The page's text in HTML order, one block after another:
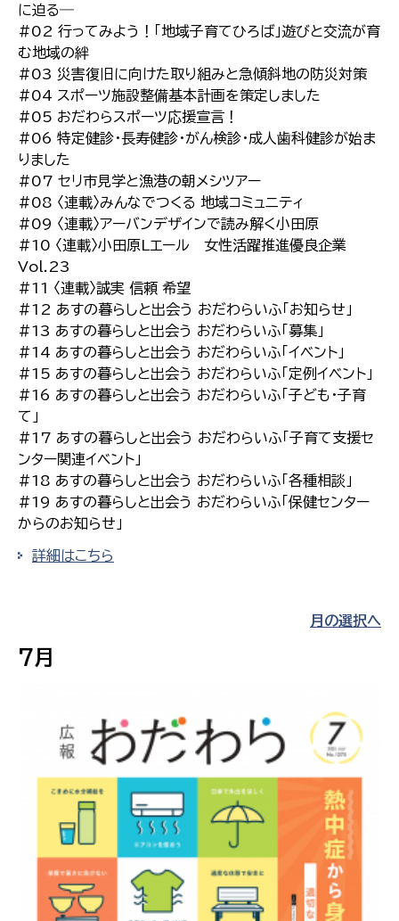
に迫る―
#02 行ってみよう！「地域子育てひろば」遊びと交流が育
む地域の絆
#03 災害復旧に向けた取り組みと急傾斜地の防災対策
#04 スポーツ施設整備基本計画を策定しました
#05 おだわらスポーツ応援宣言！
#06 特定健診・長寿健診・がん検診・成人歯科健診が始ま
りました
#07 セリ市見学と漁港の朝メシツアー
#08 〈連載〉みんなでつくる 地域コミュニティ
#09 〈連載〉アーバンデザインで読み解く小田原
#10 〈連載〉小田原Lエール 女性活躍推進優良企業
Vol.23
#11 〈連載〉誠実 信頼 希望
#12 あすの暮らしと出会う おだわらいふ「お知らせ」
#13 あすの暮らしと出会う おだわらいふ「募集」
#14 あすの暮らしと出会う おだわらいふ「イベント」
#15 あすの暮らしと出会う おだわらいふ「定例イベント」
#16 あすの暮らしと出会う おだわらいふ「子ども・子育
て」
#17 あすの暮らしと出会う おだわらいふ「子育て支援セ
ンター関連イベント」
#18 あすの暮らしと出会う おだわらいふ「各種相談」
#19 あすの暮らしと出会う おだわらいふ「保健センター
からのお知らせ」
詳細はこちら
月の選択へ
7月